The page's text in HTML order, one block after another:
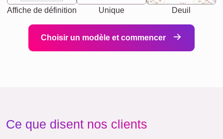
Affiche de définition Unique Deuil
Choisir un modèle et commencer
Ce que disent nos clients